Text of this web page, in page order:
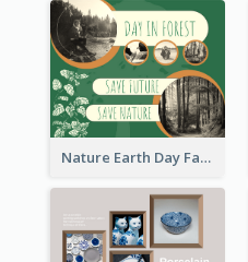
Nature Earth Day Facebook Post